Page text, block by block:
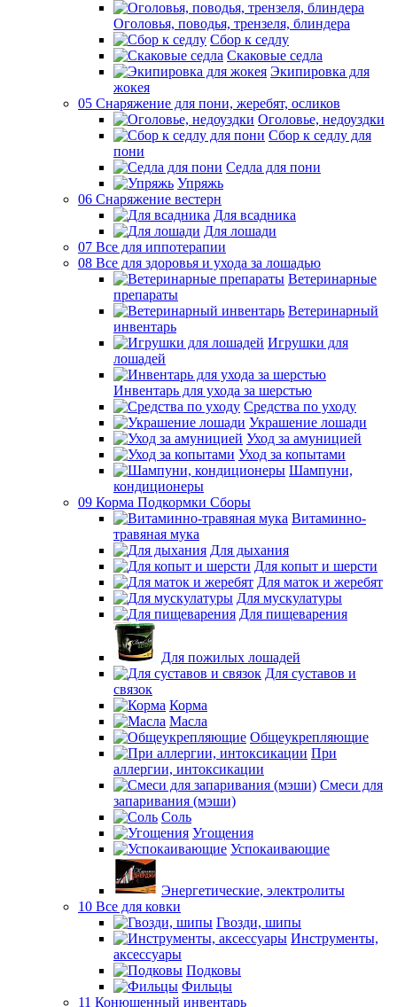
Оголовья, поводья, трензеля, блиндера
Сбор к седлу
Скаковые седла
Экипировка для
жокея
05 Снаряжение для пони, жеребят, осликов
Оголовье, недоуздки
Сбор к седлу для
пони
Седла для пони
Упряжь
06 Снаряжение вестерн
Для всадника
Для лошади
07 Все для иппотерапии
08 Все для здоровья и ухода за лошадью
Ветеринарные
препараты
Ветеринарный
инвентарь
Игрушки для
лошадей
Инвентарь для ухода за шерстью
Средства по уходу
Украшение лошади
Уход за амуницией
Уход за копытами
Шампуни,
кондиционеры
09 Корма Подкормки Сборы
Витаминно-
травяная мука
Для дыхания
Для копыт и шерсти
Для маток и жеребят
Для мускулатуры
Для пищеварения
Для пожилых лошадей
Для суставов и
связок
Корма
Масла
Общеукрепляющие
При
аллергии, интоксикации
Смеси для
запаривания (мэши)
Соль
Угощения
Успокаивающие
Энергетические, электролиты
10 Все для ковки
Гвозди, шипы
Инструменты,
аксессуары
Подковы
Фильцы
11 Конюшенный инвентарь